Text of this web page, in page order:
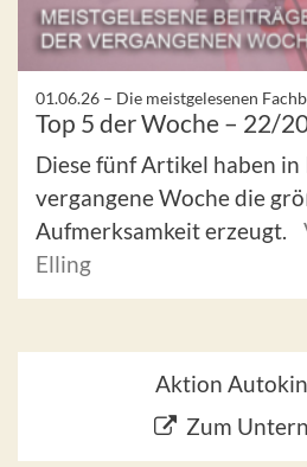
01.06.26 – Die meistgelesenen
Top 5 der Woche – 22/
Diese fünf Artikel haben
vergangene Woche die
Aufmerksamkeit erzeugt.
Elling
Aktion
Zum